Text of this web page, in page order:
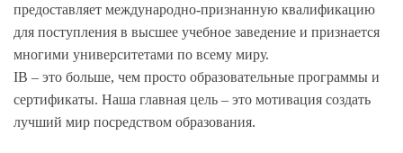
предоставляет международно-признанную квалификацию
для поступления в высшее учебное заведение и признается
многими университетами по всему миру.
IB – это больше, чем просто образовательные программы и
сертификаты. Наша главная цель – это мотивация создать
лучший мир посредством образования.